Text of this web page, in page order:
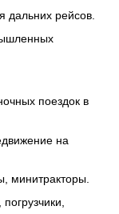
дальних рейсов.
поездок в
на
минитракторы.